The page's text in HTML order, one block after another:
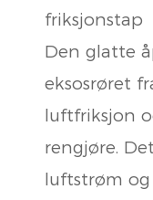
friksjonstap
Den glatte
eksosrøret
luftfriksjon
rengjøre.
luftstrøm